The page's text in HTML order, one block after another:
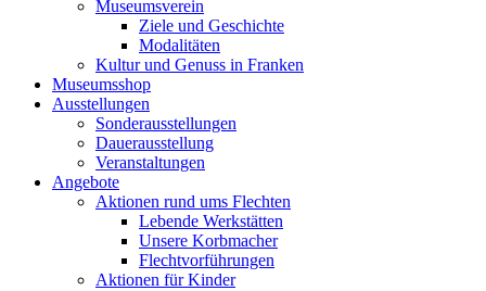
Museumsverein
Ziele und Geschichte
Modalitäten
Kultur und Genuss in Franken
Museumsshop
Ausstellungen
Sonderausstellungen
Dauerausstellung
Veranstaltungen
Angebote
Aktionen rund ums Flechten
Lebende Werkstätten
Unsere Korbmacher
Flechtvorführungen
Aktionen für Kinder